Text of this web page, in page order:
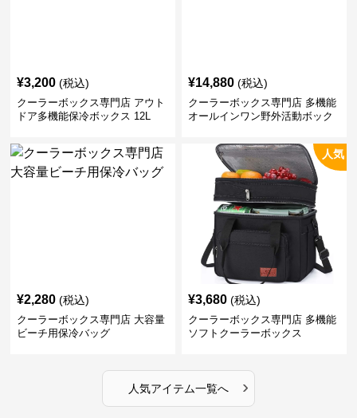
¥3,200 (税込)
クーラーボックス専門店 アウト
ドア多機能保冷ボックス 12L
¥14,880 (税込)
クーラーボックス専門店 多機能
オールインワン野外活動ボック
¥2,280 (税込)
クーラーボックス専門店 大容量
ビーチ用保冷バッグ
人気
¥3,680 (税込)
クーラーボックス専門店 多機能
ソフトクーラーボックス
人気アイテム一覧へ ›